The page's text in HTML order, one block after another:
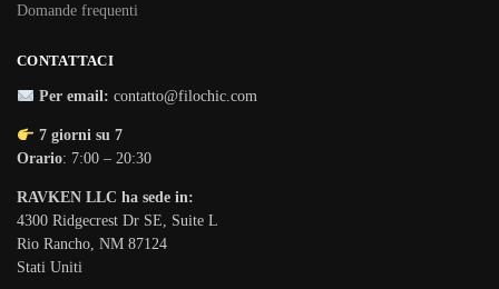
Domande frequenti
CONTATTACI
Per email: contatto@filochic.com
7 giorni su 7
Orario: 7:00 – 20:30
RAVKEN LLC ha sede in:
4300 Ridgecrest Dr SE, Suite L
Rio Rancho, NM 87124
Stati Uniti